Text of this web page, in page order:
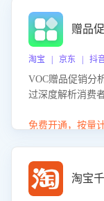
赠品
淘宝 | 京东 | 抖
VOC赠品促销分
过深度解析消费
销诉求，帮助企
免费开通，按量
淘宝